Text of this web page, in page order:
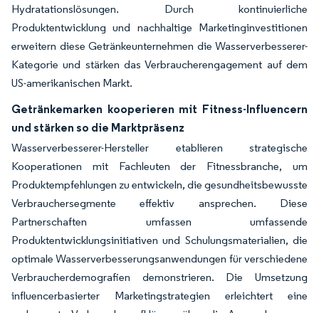
Hydratationslösungen. Durch kontinuierliche
Produktentwicklung und nachhaltige Marketinginvestitionen
erweitern diese Getränkeunternehmen die Wasserverbesserer-
Kategorie und stärken das Verbraucherengagement auf dem
US-amerikanischen Markt.
Getränkemarken kooperieren mit Fitness-Influencern
und stärken so die Marktpräsenz
Wasserverbesserer-Hersteller etablieren strategische
Kooperationen mit Fachleuten der Fitnessbranche, um
Produktempfehlungen zu entwickeln, die gesundheitsbewusste
Verbrauchersegmente effektiv ansprechen. Diese
Partnerschaften umfassen umfassende
Produktentwicklungsinitiativen und Schulungsmaterialien, die
optimale Wasserverbesserungsanwendungen für verschiedene
Verbraucherdemografien demonstrieren. Die Umsetzung
influencerbasierter Marketingstrategien erleichtert eine